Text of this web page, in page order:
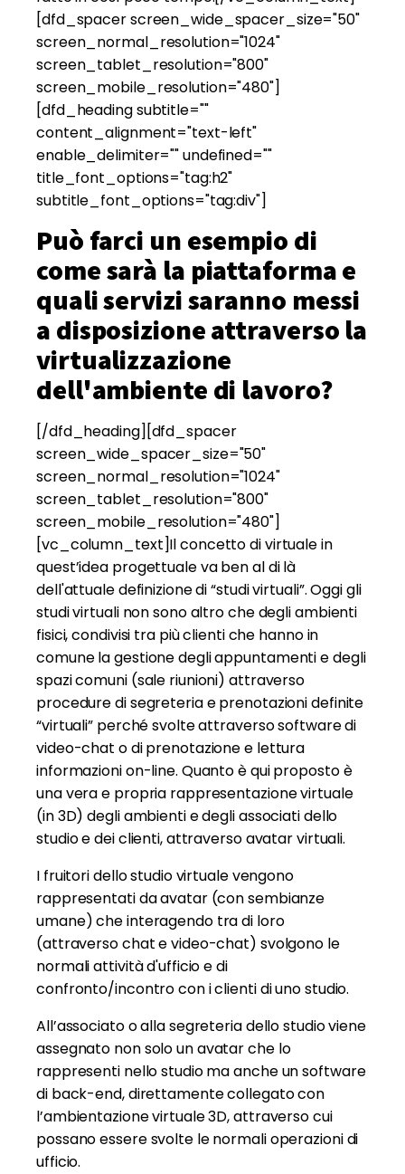
[dfd_spacer screen_wide_spacer_size="50"
screen_normal_resolution="1024"
screen_tablet_resolution="800"
screen_mobile_resolution="480"]
[dfd_heading subtitle=""
content_alignment="text-left"
enable_delimiter="" undefined=""
title_font_options="tag:h2"
subtitle_font_options="tag:div"]
Può farci un esempio di
come sarà la piattaforma e
quali servizi saranno messi
a disposizione attraverso la
virtualizzazione
dell'ambiente di lavoro?
[/dfd_heading][dfd_spacer
screen_wide_spacer_size="50"
screen_normal_resolution="1024"
screen_tablet_resolution="800"
screen_mobile_resolution="480"]
[vc_column_text]Il concetto di virtuale in
quest’idea progettuale va ben al di là
dell'attuale definizione di “studi virtuali”. Oggi gli
studi virtuali non sono altro che degli ambienti
fisici, condivisi tra più clienti che hanno in
comune la gestione degli appuntamenti e degli
spazi comuni (sale riunioni) attraverso
procedure di segreteria e prenotazioni definite
“virtuali” perché svolte attraverso software di
video-chat o di prenotazione e lettura
informazioni on-line. Quanto è qui proposto è
una vera e propria rappresentazione virtuale
(in 3D) degli ambienti e degli associati dello
studio e dei clienti, attraverso avatar virtuali.
I fruitori dello studio virtuale vengono
rappresentati da avatar (con sembianze
umane) che interagendo tra di loro
(attraverso chat e video-chat) svolgono le
normali attività d'ufficio e di
confronto/incontro con i clienti di uno studio.
All’associato o alla segreteria dello studio viene
assegnato non solo un avatar che lo
rappresenti nello studio ma anche un software
di back-end, direttamente collegato con
l’ambientazione virtuale 3D, attraverso cui
possano essere svolte le normali operazioni di
ufficio.